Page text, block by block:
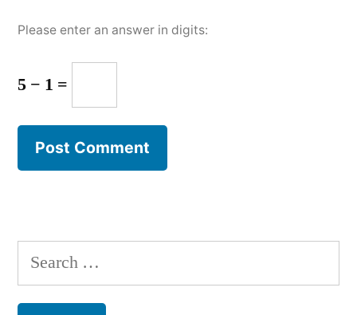
Please enter an answer in digits:
5 − 1 =
Search
for: